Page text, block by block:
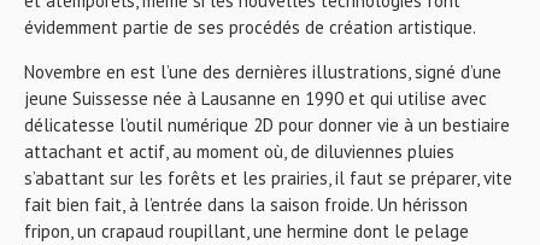
évidemment partie de ses procédés de création artistique.
Novembre en est l’une des dernières illustrations, signé d’une
jeune Suissesse née à Lausanne en 1990 et qui utilise avec
délicatesse l’outil numérique 2D pour donner vie à un bestiaire
attachant et actif, au moment où, de diluviennes pluies
s’abattant sur les forêts et les prairies, il faut se préparer, vite
fait bien fait, à l’entrée dans la saison froide. Un hérisson
fripon, un crapaud roupillant, une hermine dont le pelage